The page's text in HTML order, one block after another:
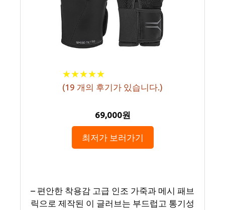
★★★★★
★★★★★
(19 개의 후기가 있습니다.)
69,000원
최저가 보러가기
– 편안한 착용감 고급 인조 가죽과 메시 패브
릭으로 제작된 이 글러브는 부드럽고 통기성